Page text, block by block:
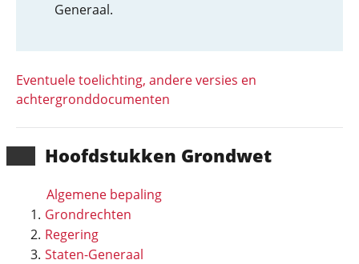
Hoofd­stukken Grondwet
Algemene bepaling
Grondrechten
Regering
Staten-Generaal
Generaal.
Eventuele toelichting, andere versies en
achtergronddocumenten